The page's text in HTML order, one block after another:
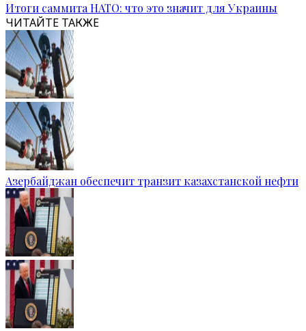
Итоги саммита НАТО: что это значит для Украины
ЧИТАЙТЕ ТАКЖЕ
Азербайджан обеспечит транзит казахстанской нефти